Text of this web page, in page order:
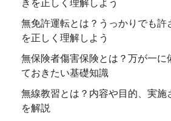
無免許運転とは？うっかりでも許
を正しく理解しよう
無保険者傷害保険とは？万が一に
ておきたい基礎知識
無線教習とは？内容や目的、実施
を解説